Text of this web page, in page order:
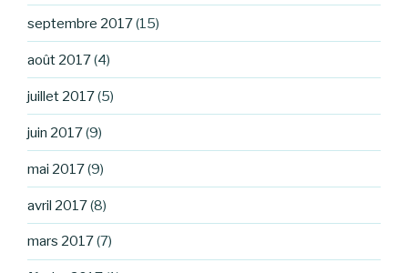
septembre 2017(15)
août 2017(4)
juillet 2017(5)
juin 2017(9)
mai 2017(9)
avril 2017(8)
mars 2017(7)